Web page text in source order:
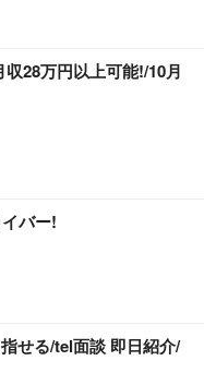
28万円以上可能!/10月
バー!
せる/tel面談 即日紹介/